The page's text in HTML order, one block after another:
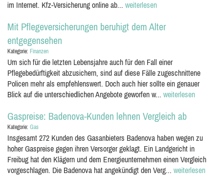
im Internet. Kfz-Versicherung online ab... weiterlesen
Mit Pflegeversicherungen beruhigt dem Alter
entgegensehen
Kategorie: Finanzen
Um sich für die letzten Lebensjahre auch für den Fall einer
Pflegebedürftigkeit abzusichern, sind auf diese Fälle zugeschnittene
Policen mehr als empfehlenswert. Doch auch hier sollte ein genauer
Blick auf die unterschiedlichen Angebote geworfen w... weiterlesen
Gaspreise: Badenova-Kunden lehnen Vergleich ab
Kategorie: Gas
Insgesamt 272 Kunden des Gasanbieters Badenova haben wegen zu
hoher Gaspreise gegen ihren Versorger geklagt. Ein Landgericht in
Freibug hat den Klägern und dem Energieunternehmen einen Vergleich
vorgeschlagen. Die Badenova hat angekündigt den Verg... weiterlesen